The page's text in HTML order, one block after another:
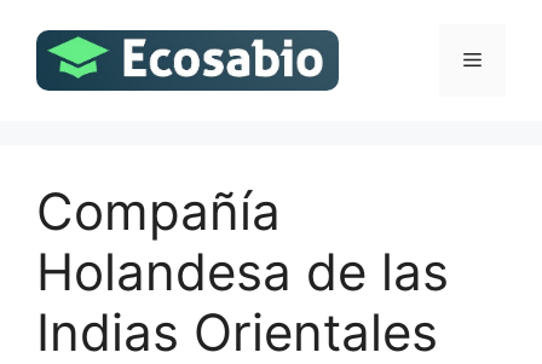
contenido
Menú
Compañía
Holandesa de las
Indias Orientales